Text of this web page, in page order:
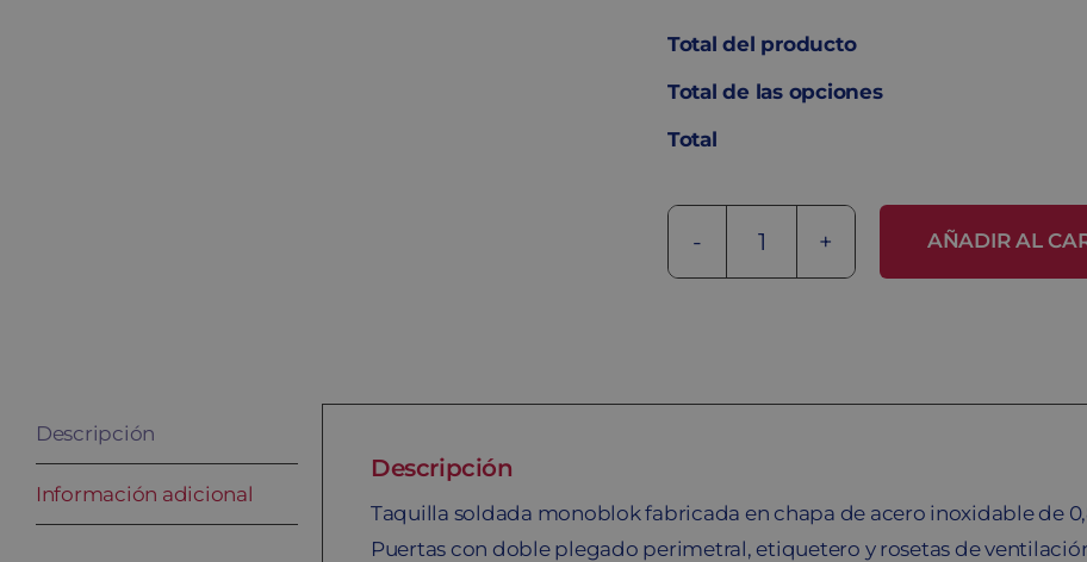
Total del producto
Total de las opciones
Total
Taquilla
SV-
cantidad
AÑADIR AL
Descripción
Información adicional
Descripción
Taquilla soldada monoblok fabricada en chapa de acero inoxidable de
Puertas con doble plegado perimetral, etiquetero y rosetas de